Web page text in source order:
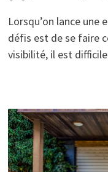
Lorsqu’on lance une
défis est de se faire
visibilité, il est